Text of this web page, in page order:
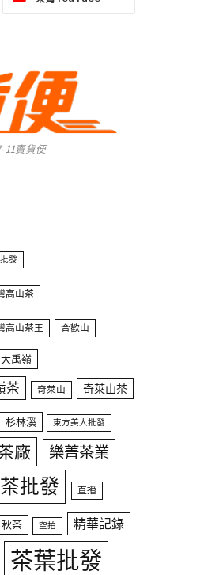
11賣貨便
發
高山茶
高山茶王 合歡山
大禹嶺
茶 奇萊山 奇萊山茶
杉林溪 東方美人批發
廠 樂菁茶業
批發 直播
秋茶 空拍 精華記錄
茶葉批發